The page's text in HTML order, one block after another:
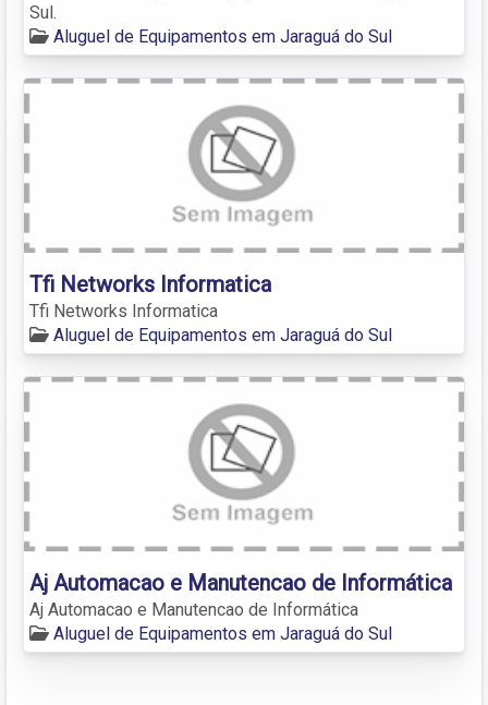
Sul.
Aluguel de Equipamentos em Jaraguá do Sul
Tfi Networks Informatica
Tfi Networks Informatica
Aluguel de Equipamentos em Jaraguá do Sul
Aj Automacao e Manutencao de Informática
Aj Automacao e Manutencao de Informática
Aluguel de Equipamentos em Jaraguá do Sul